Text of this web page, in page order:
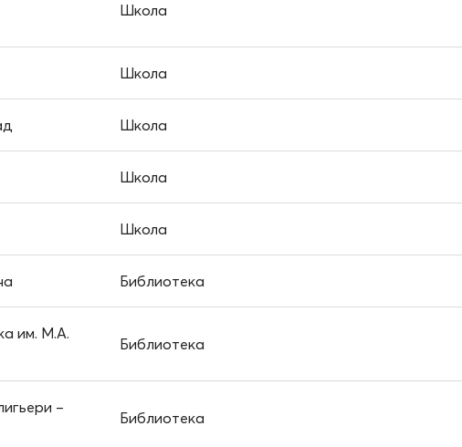
Школа
Школа
Школа
Школа
Школа
Библиотека
им. М.А.
Библиотека
–
Библиотека